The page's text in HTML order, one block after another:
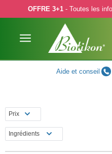
to main content
Skip to search
Skip to main navigation
OFFRE 3+1 - Toutes les
Aide et conseil
Prix
Ingrédients